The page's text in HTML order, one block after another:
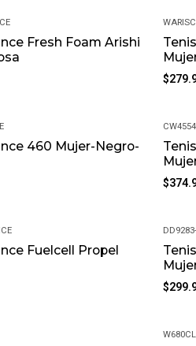
Fresh Foam Arishi
-39%
460 Mujer-Negro-
-19%
Fuelcell Propel
-35%